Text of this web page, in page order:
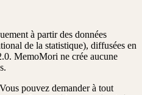
à partir des données
de la statistique), diffusées en
MemoMori ne crée aucune
Vous pouvez demander à tout